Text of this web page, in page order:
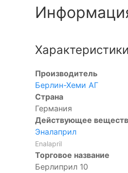
Характеристики
Производитель
Берлин-Хеми АГ
Страна
Германия
Действующее
Эналаприл
Enalapril
Торговое название
Берлиприл 10